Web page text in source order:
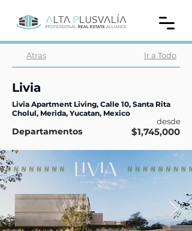
Ir a Todo
Atras
Livia
Livia Apartment Living, Calle 10, Santa Rita
Cholul, Merida, Yucatan, Mexico
desde
Departamentos $1,745,000